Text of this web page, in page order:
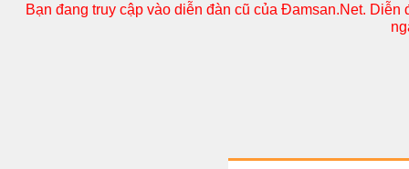
Bạn đang truy cập vào diễn đàn cũ của Đamsan.Net.